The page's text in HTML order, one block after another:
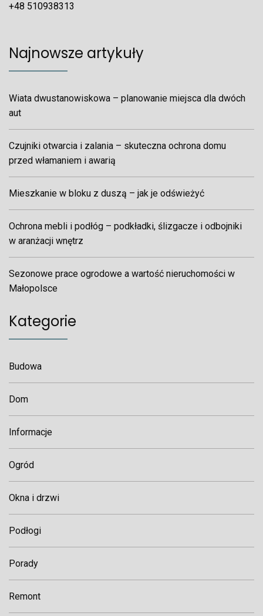
+48 510938313
Najnowsze artykuły
Wiata dwustanowiskowa – planowanie miejsca dla dwóch
aut
Czujniki otwarcia i zalania – skuteczna ochrona domu
przed włamaniem i awarią
Mieszkanie w bloku z duszą – jak je odświeżyć
Ochrona mebli i podłóg – podkładki, ślizgacze i odbojniki
w aranżacji wnętrz
Sezonowe prace ogrodowe a wartość nieruchomości w
Małopolsce
Kategorie
Budowa
Dom
Informacje
Ogród
Okna i drzwi
Podłogi
Porady
Remont